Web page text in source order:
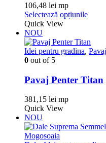
pagina
106,48 lei mp
Selectează opțiunileAcest
mai
multe
pot
fi
Quick View
NOU
Idei pentru gradina,
0 out of 5
Pavaj Penter Titan
381,15 lei mp
Quick View
NOU